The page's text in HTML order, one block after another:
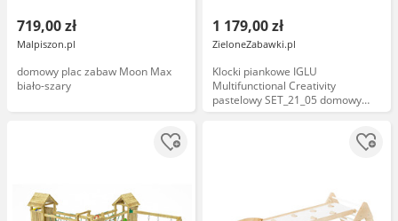
719,00 zł
Malpiszon.pl
domowy plac zabaw Moon Max
biało-szary
1 179,00 zł
ZieloneZabawki.pl
Klocki piankowe IGLU
Multifunctional Creativity
pastelowy SET_21_05 domowy
plac zabaw